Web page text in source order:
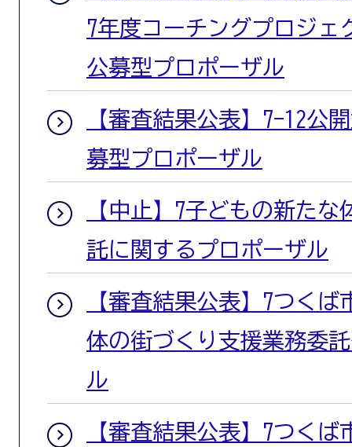
7年度コーチングプロジェ
公募型プロポーザル
【審査結果公表】7-12公
募型プロポーザル
【中止】7子どもの新た
託に関するプロポーザル
【審査結果公表】7つく
体の街づくり支援業務委
ル
【審査結果公表】7つく